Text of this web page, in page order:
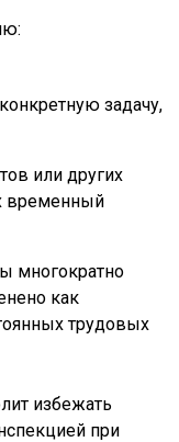
задачу,
или других
временный
многократно
как
трудовых
избежать
при